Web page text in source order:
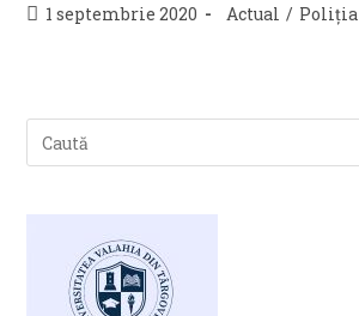
Post1 septembrie 2020
Post
Actual / Poliția